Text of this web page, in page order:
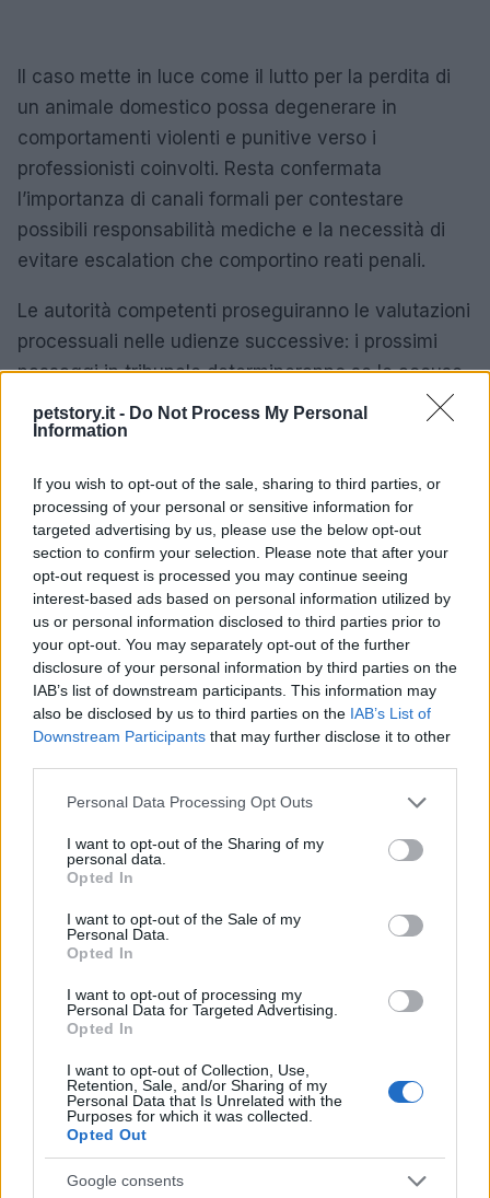
petstory.it - Do Not Process My Personal
Information
If you wish to opt-out of the sale, sharing to third parties, or
processing of your personal or sensitive information for
targeted advertising by us, please use the below opt-out
section to confirm your selection. Please note that after your
opt-out request is processed you may continue seeing
interest-based ads based on personal information utilized by
us or personal information disclosed to third parties prior to
your opt-out. You may separately opt-out of the further
disclosure of your personal information by third parties on the
IAB’s list of downstream participants. This information may
also be disclosed by us to third parties on the IAB’s List of
Downstream Participants that may further disclose it to other
Please note that this website/app uses one or more Google
not limited to your visit or usage behaviour. You may click to
grant or deny consent to Google and its third-party tags to
use your data for below specified purposes in below Google
consent section.
Personal Data Processing Opt Outs
I want to opt-out of the Sharing of my
personal data.
Opted In
I want to opt-out of the Sale of my
Personal Data.
Opted In
I want to opt-out of processing my
Personal Data for Targeted Advertising.
Opted In
I want to opt-out of Collection, Use,
Retention, Sale, and/or Sharing of my
Personal Data that Is Unrelated with the
Purposes for which it was collected.
Opted Out
Google consents
Il caso mette in luce come il lutto per la perdita di
un animale domestico possa degenerare in
comportamenti violenti e punitive verso i
professionisti coinvolti. Resta confermata
l’importanza di canali formali per contestare
possibili responsabilità mediche e la necessità di
evitare escalation che comportino reati penali.
Le autorità competenti proseguiranno le valutazioni
processuali nelle udienze successive: i prossimi
passaggi in tribunale determineranno se le accuse
mosse contro il 50enne saranno confermate e quali
saranno le eventuali sanzioni o risarcimenti a
AUTORE
Greta Salvati
Greta Salvati, giornalista specializzata in
animali domestici e benessere animale,
divulga consigli su cura, salute e convivenza
con cani, gatti e altri animali, basandosi su
fonti veterinarie.